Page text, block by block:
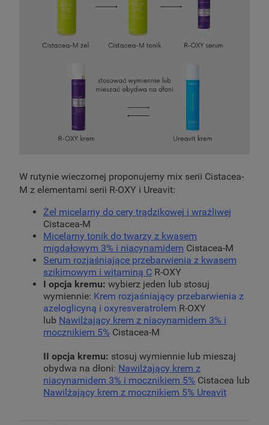
W rutynie wieczornej proponujemy mix serii Cistacea-
M z elementami serii R-OXY i Ureavit:
Żel micelarny do cery trądzikowej i wrażliwej
Cistacea-M
Micelarny tonik do twarzy z kwasem
migdałowym 3% i niacynamidem Cistacea-M
Serum rozjaśniające przebarwienia z kwasem
szikimowym i witaminą C R-OXY
I opcja kremu: wybierz jeden lub stosuj
wymiennie: Krem rozjaśniający przebarwienia z
azeloglicyną i oxyresveratrolem R-OXY
lub Nawilżający krem z niacynamidem 3% i
mocznikiem 5% Cistacea-M
II opcja kremu: stosuj wymiennie lub mieszaj
obydwa na dłoni: Nawilżający krem z
niacynamidem 3% i mocznikiem 5% Cistacea lub
Nawilżający krem z mocznikiem 5% Ureavit